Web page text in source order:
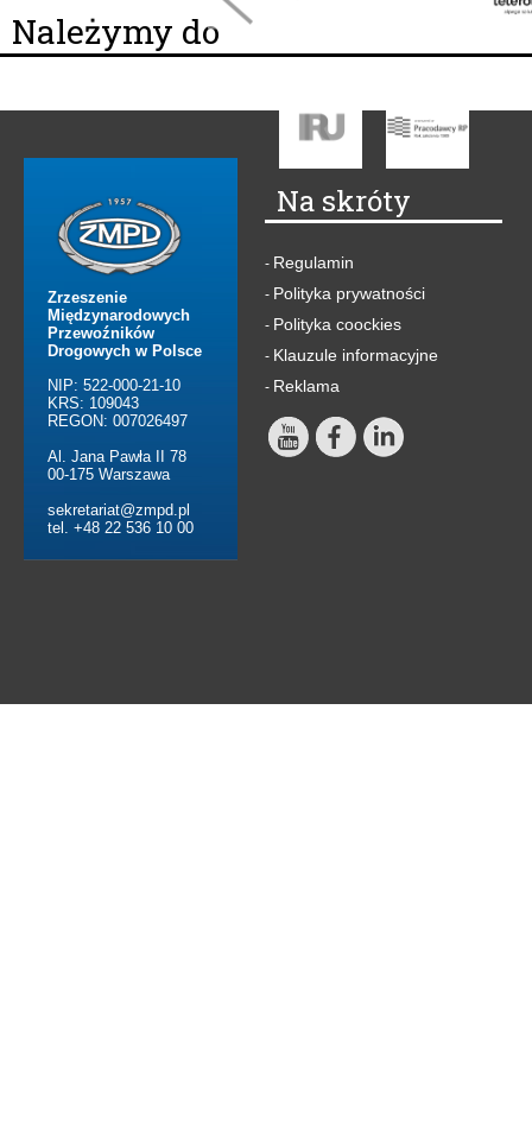
Należymy do
Zrzeszenie
Międzynarodowych
Przewoźników
Drogowych w Polsce
NIP: 522-000-21-10
KRS: 109043
REGON: 007026497
Al. Jana Pawła II 78
00-175 Warszawa
sekretariat@zmpd.pl
tel. +48 22 536 10 00
Na skróty
- Regulamin
- Polityka prywatności
- Polityka coockies
- Klauzule informacyjne
- Reklama